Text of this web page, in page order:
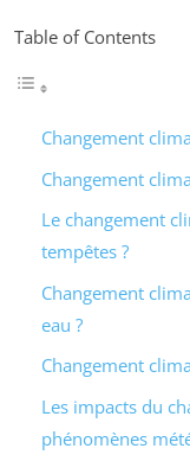
Table of Contents
Changement
Changement
Le changement
tempêtes ?
Changement
eau ?
Changement
Les impacts du
phénomènes